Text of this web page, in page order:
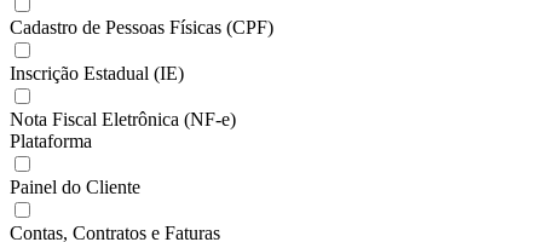
Cadastro de Pessoas Físicas (CPF)
Inscrição Estadual (IE)
Nota Fiscal Eletrônica (NF-e)
Plataforma
Painel do Cliente
Contas, Contratos e Faturas